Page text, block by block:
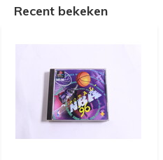
Recent bekeken